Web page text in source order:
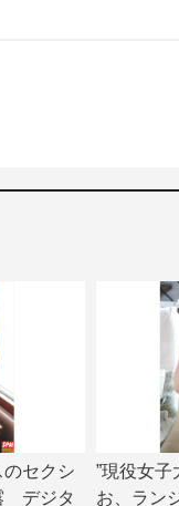
セクシ
デジタ
”現役女子
お、ラン